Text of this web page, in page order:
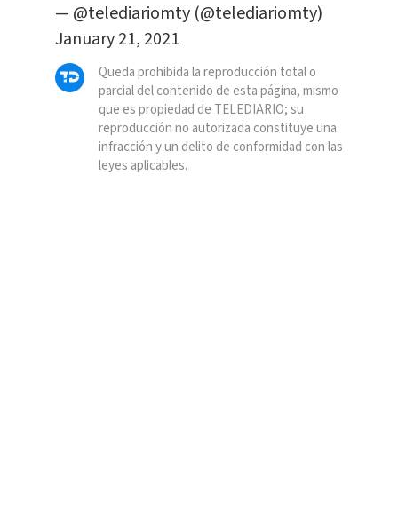
— @telediariomty (@telediariomty)
January 21, 2021
Queda prohibida la reproducción total o
parcial del contenido de esta página, mismo
que es propiedad de TELEDIARIO; su
reproducción no autorizada constituye una
infracción y un delito de conformidad con las
leyes aplicables.